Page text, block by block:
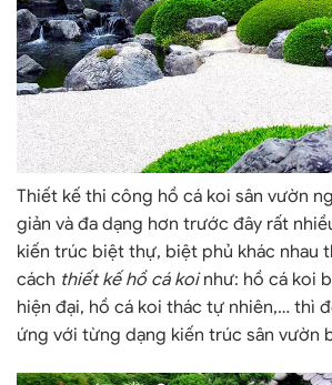
Thiết kế thi công hồ cá koi sân vườn
giản và đa dạng hơn trước đây rất
kiến trúc biệt thự, biệt phủ khác nhau
cách thiết kế hồ cá koinhư: hồ cá koi
hiện đại, hồ cá koi thác tự nhiên,… thì
ứng với từng dạng kiến trúc sân vườn